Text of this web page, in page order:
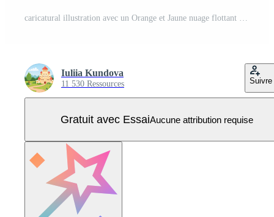
caricatural illustration avec un Orange et Jaune nuage flottant gracieusement dans une clair ciel, rayonnant une de bonne humeur et rêveur atmosphère parfait pour évoquant bonheur et joie Vecteur Pro
Iuliia Kundova
11 530 Ressources Suivre
Gratuit avec EssaiAucune attribution requise